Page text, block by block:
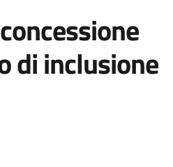
di inclusione